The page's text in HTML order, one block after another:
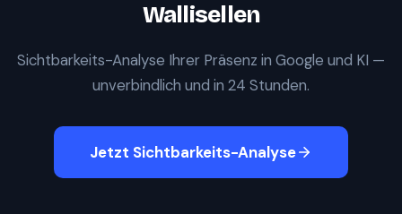
Wallisellen
Sichtbarkeits-Analyse Ihrer Präsenz in Google und KI —
unverbindlich und in 24 Stunden.
Jetzt Sichtbarkeits-Analyse